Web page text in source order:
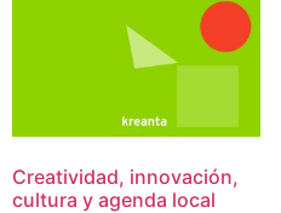
Creatividad, innovación,
cultura y agenda local